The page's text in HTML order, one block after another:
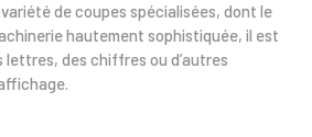
de coupes spécialisées, dont le
hautement sophistiquée, il est
lettres, des chiffres ou d’autres